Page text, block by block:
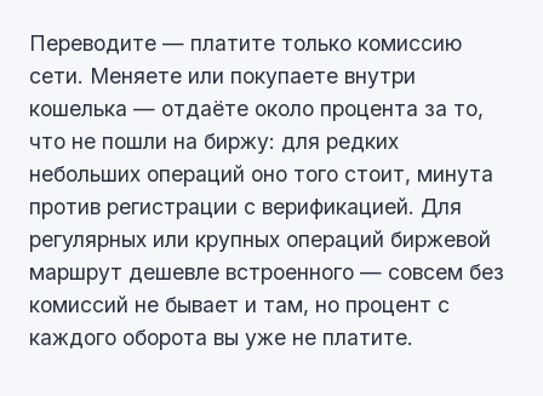
Переводите — платите только комиссию
сети. Меняете или покупаете внутри
кошелька — отдаёте около процента за то,
что не пошли на биржу: для редких
небольших операций оно того стоит, минута
против регистрации с верификацией. Для
регулярных или крупных операций биржевой
маршрут дешевле встроенного — совсем без
комиссий не бывает и там, но процент с
каждого оборота вы уже не платите.